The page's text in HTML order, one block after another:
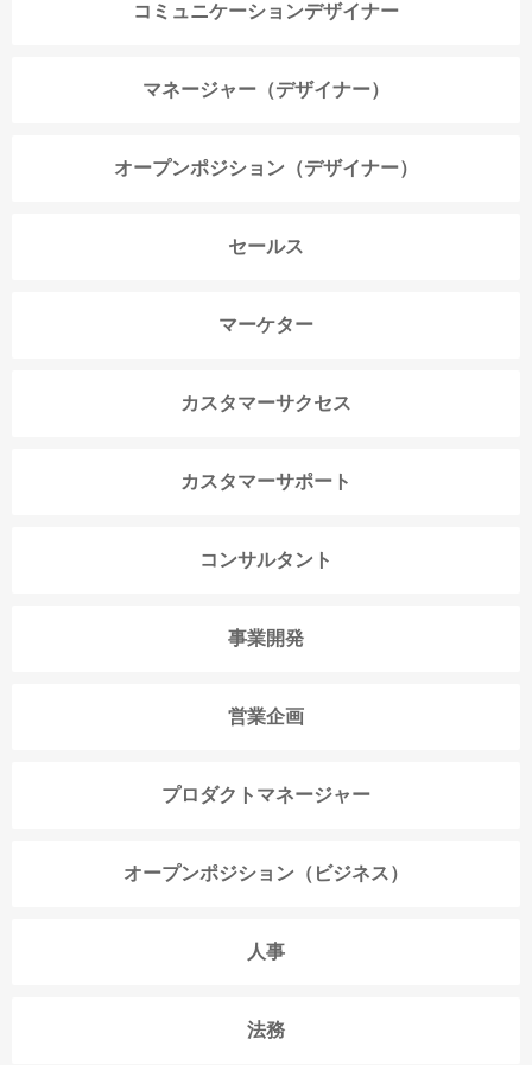
コミュニケーションデザイナー
マネージャー（デザイナー）
オープンポジション（デザイナー）
セールス
マーケター
カスタマーサクセス
カスタマーサポート
コンサルタント
事業開発
営業企画
プロダクトマネージャー
オープンポジション（ビジネス）
人事
法務